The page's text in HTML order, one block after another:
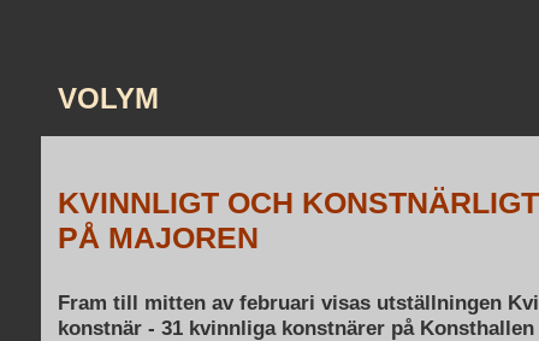
VOLYM
KVINNLIGT OCH KONSTNÄRLIGT
PÅ MAJOREN
Fram till mitten av februari visas utställningen
konstnär - 31 kvinnliga konstnärer på Konsthallen